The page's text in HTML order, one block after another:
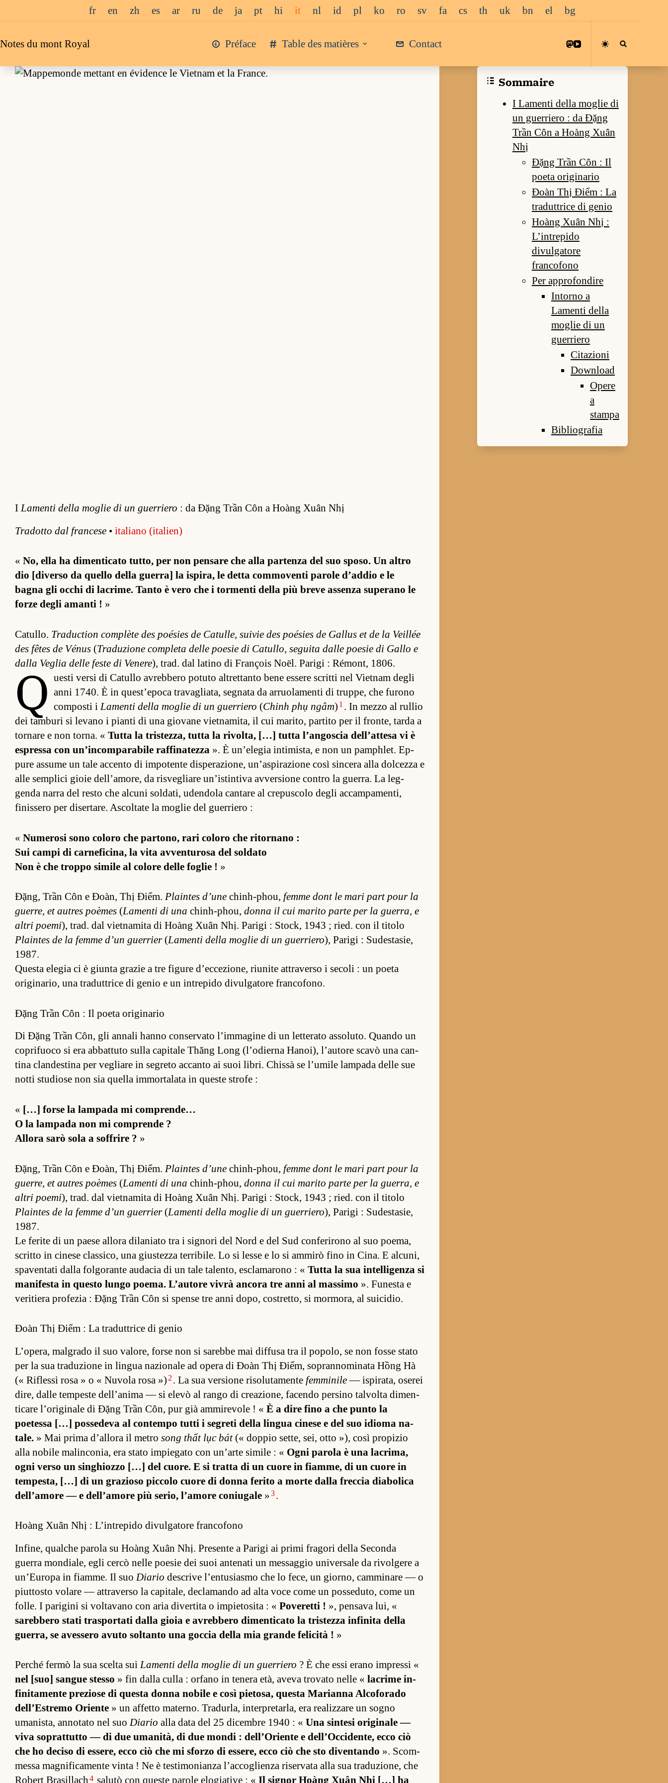
au
fr en zh es ar ru de ja pt hi it nl id pl ko ro sv fa cs th uk bn el bg
Notes du mont Royal Préface Table des matières Contact
ILamenti della moglie di un guerriero : da Đặng Trần Côn a Hoàng Xuân Nhị
Tradotto dal fran­cese • italiano (italien)
« No, ella ha dimen­ticato tut­to, per non pen­sare che alla par­tenza del suo sposo. Un al­tro
dio [diverso da quello della guer­ra] la is­pira, le detta com­moventi pa­role d’ad­dio e le
bagna gli oc­chi di lacrime. Tanto è vero che i tor­menti della più breve as­senza superano le
forze degli amanti ! »
Ca­tul­lo. Traduc­tion com­plète des poésies de Ca­tul­le, suivie des poésies de Gal­lus et de la Veil­lée
des fêtes de Vénus (Traduzione com­pleta delle poesie di Ca­tul­lo, seguita dalle poesie di Gallo e
dalla Veglia delle feste di Venere), trad. dal la­tino di Fra­nçois Noël. Pa­rigi : Rémont, 1806.
Q uesti versi di Ca­tullo avreb­bero potuto al­tret­tanto bene es­sere scritti nel Viet­nam degli
anni 1740. È in ques­t’epoca travaglia­ta, segnata da ar­ruolamenti di trup­pe, che furono
com­posti iLamenti della moglie di un guer­riero (Chinh phụ ngâm) 1 . In mezzo al rul­lio
dei tam­buri si levano i pianti di una giovane viet­namita, il cui marito, par­tito per il fron­te, tarda a
tor­nare e non tor­na. « Tutta la tris­tez­za, tutta la rivol­ta, […] tutta l’an­goscia del­l’at­tesa vi è
es­pressa con un’in­com­parabile raf­fina­tezza ». È un’elegia in­timis­ta, e non un pam­phlet. Ep­
pure as­sume un tale ac­cento di im­potente di­sperazione, un’as­pirazione così sin­cera alla dol­cezza e
alle sem­plici gioie del­l’amore, da risvegliare un’is­tin­tiva av­ver­sione con­tro la guer­ra. La leg­
genda narra del resto che al­cuni sol­da­ti, uden­dola can­tare al crepuscolo degli ac­cam­pamen­ti,
finis­sero per di­ser­tare. Ascol­tate la moglie del guer­riero :
« Numerosi sono coloro che par­tono, rari coloro che ritor­nano :
Sui campi di car­neficina, la vita av­ven­turosa del sol­dato
Non è che troppo simile al colore delle foglie ! »
Đặng, Trần Côn e Đoàn, Thị Điểm. Plain­tes d’une chin­h-phou, femme dont le mari part pour la
guer­re, et autres poèmes (Lamenti di una chin­h-phou, donna il cui marito parte per la guer­ra, e
al­tri poemi), trad. dal viet­namita di Hoàng Xuân Nhị. Pa­rigi : Stock, 1943 ; ried. con il titolo
Plain­tes de la femme d’un guer­rier(Lamenti della moglie di un guer­riero), Pa­rigi : Sudes­tasie,
1987.
Questa elegia ci è giunta grazie a tre figure d’ec­cezione, riunite at­traverso i secoli : un poeta
originario, una tradut­trice di genio e un in­trepido divul­ga­tore fran­cofono.
Đặng Trần Côn : Il poeta originario
Di Đặng Trần Côn, gli an­nali hanno con­ser­vato l’im­magine di un let­terato as­soluto. Quando un
coprifuoco si era ab­bat­tuto sulla ca­pitale Thăng Long (l’odierna Hanoi), l’autore scavò una can­
tina clan­des­tina per vegliare in segreto ac­canto ai suoi libri. Chissà se l’umile lam­pada delle sue
notti studiose non sia quella im­mor­talata in queste strofe :
« […] forse la lam­pada mi com­pren­de…
O la lam­pada non mi com­prende ?
Al­lora sarò sola a sof­frire ? »
Đặng, Trần Côn e Đoàn, Thị Điểm. Plain­tes d’une chin­h-phou, femme dont le mari part pour la
guer­re, et autres poèmes (Lamenti di una chin­h-phou, donna il cui marito parte per la guer­ra, e
al­tri poemi), trad. dal viet­namita di Hoàng Xuân Nhị. Pa­rigi : Stock, 1943 ; ried. con il titolo
Plain­tes de la femme d’un guer­rier(Lamenti della moglie di un guer­riero), Pa­rigi : Sudes­tasie,
1987.
Le ferite di un paese al­lora dilaniato tra i signori del Nord e del Sud con­ferirono al suo poema,
scritto in cinese clas­sico, una gius­tezza ter­ribile. Lo si lesse e lo si am­mirò fino in Cina. E al­cuni,
spaven­tati dalla fol­gorante audacia di un tale talen­to, esclamarono : « Tutta la sua in­tel­ligenza si
manifesta in questo lungo poema. L’autore vivrà an­cora tre anni al mas­simo ». Funesta e
veritiera profezia : Đặng Trần Côn si spense tre anni dopo, cos­tret­to, si mor­mora, al suicidio.
Đoàn Thị Điểm : La traduttrice di genio
L’opera, mal­grado il suo valore, forse non si sarebbe mai dif­fusa tra il popolo, se non fosse stato
per la sua traduzione in lin­gua nazionale ad opera di Đoàn Thị Điểm, sopran­nominata Hồng Hà
(« Riflessi rosa » o « Nuvola rosa ») 2 . La sua ver­sione risolutamente femminile— is­pira­ta, oserei
dire, dalle tem­peste del­l’anima — si elevò al rango di creazione, facendo per­sino tal­volta dimen­
ticare l’originale di Đặng Trần Côn, pur già am­mirevole ! « È a dire fino a che punto la
poetessa […] pos­sedeva al con­tempo tutti i segreti della lin­gua cinese e del suo idioma na­
tale. » Mai prima d’al­lora il metro song thất lục bát(« dop­pio set­te, sei, otto »), così propizio
alla nobile malin­conia, era stato im­piegato con un’arte simile : « Ogni pa­rola è una lacrima,
ogni verso un sin­ghiozzo […] del cuore. E si tratta di un cuore in fiam­me, di un cuore in
tem­pes­ta, […] di un grazioso pic­colo cuore di donna ferito a morte dalla frec­cia diabolica
del­l’amore — e del­l’amore più serio, l’amore co­niugale »3.
Hoàng Xuân Nhị : L’intrepido divulgatore francofono
In­fine, qual­che pa­rola su Hoàng Xuân Nhị. Pre­sente a Pa­rigi ai primi fragori della Seconda
guerra mon­diale, egli cercò nelle poesie dei suoi an­tenati un mes­sag­gio univer­sale da rivol­gere a
un’Europa in fiam­me. Il suo Diario descrive l’en­tusiasmo che lo fece, un gior­no, cam­minare — o
piut­tosto volare — at­traverso la ca­pitale, declamando ad alta voce come un pos­seduto, come un
fol­le. I pa­rigini si vol­tavano con aria diver­tita o im­pietosita : « Poveretti ! », pen­sava lui, «
sareb­bero stati tras­por­tati dalla gioia e avreb­bero dimen­ticato la tris­tezza in­finita della
guer­ra, se aves­sero avuto sol­tanto una goc­cia della mia grande felicità ! »
Per­ché fermò la sua scelta suiLamenti della moglie di un guer­riero ? È che essi erano im­pressi «
nel [suo] san­gue stesso » fin dalla culla : or­fano in tenera età, aveva trovato nelle « lacrime in­
finitamente pre­ziose di questa donna nobile e così pietosa, questa Marianna Al­coforado
del­l’Es­tremo Oriente » un af­fetto ma­ter­no. Tradur­la, in­ter­pretar­la, era realiz­zare un sogno
umanis­ta, an­notato nel suoDiario alla data del 25 dicem­bre 1940 : « Una sin­tesi originale —
viva soprat­tutto — di due umanità, di due mondi : del­l’Oriente e del­l’Oc­ciden­te, ecco ciò
che ho deciso di es­sere, ecco ciò che mi sforzo di es­sere, ecco ciò che sto diven­tando ». Scom­
messa magnificamente vinta ! Ne è tes­timonianza l’ac­coglienza riser­vata alla sua traduzione, che
Robert Brasil­lach 4 salutò con queste pa­role elogia­tive : « Il signor Hoàng Xuân Nhị […] ha
Sommaire
I Lamenti della moglie di
un guerriero : da Đặng
Trần Côn a Hoàng Xuân
Nhị
Đặng Trần Côn : Il
poeta originario
Đoàn Thị Điểm : La
traduttrice di genio
Hoàng Xuân Nhị :
L’intrepido
divulgatore
francofono
Per approfondire
Intorno a
Lamenti della
moglie di un
guerriero
Citazioni
Download
Opere
a
stampa
Bibliografia